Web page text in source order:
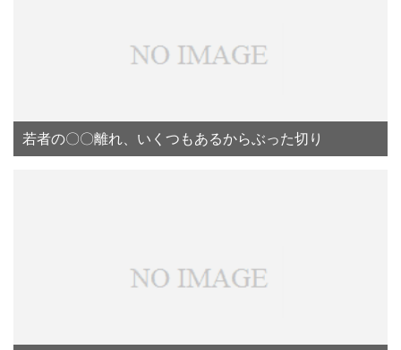
若者の〇〇離れ、いくつもあるからぶった切り